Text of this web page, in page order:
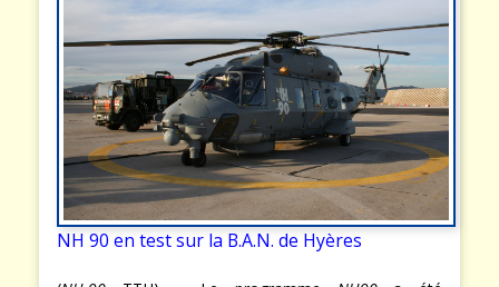
NH 90 en test sur la B.A.N. de Hyères